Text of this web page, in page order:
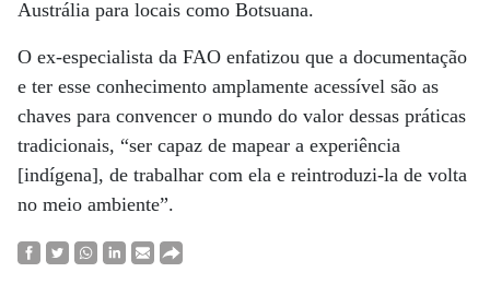
Austrália para locais como Botsuana.
O ex-especialista da FAO enfatizou que a documentação
e ter esse conhecimento amplamente acessível são as
chaves para convencer o mundo do valor dessas práticas
tradicionais, “ser capaz de mapear a experiência
[indígena], de trabalhar com ela e reintroduzi-la de volta
no meio ambiente”.